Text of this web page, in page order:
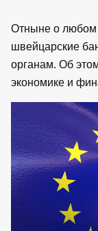
Отныне о любом
швейцарские
органам. Об
экономике и